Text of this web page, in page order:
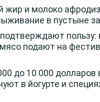
и молоко
в пустыне
подают на
до 10 000
в йогурте и